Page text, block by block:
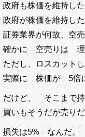
政府も株価を維持し
政府が株価を維持し
証券業界が何故、空
確かに 空売りは 理
ただし、ロスカット
実際に 株価が 5倍
だけど、 そこまで
買いもそうだが売り
損失は5% なんだ。